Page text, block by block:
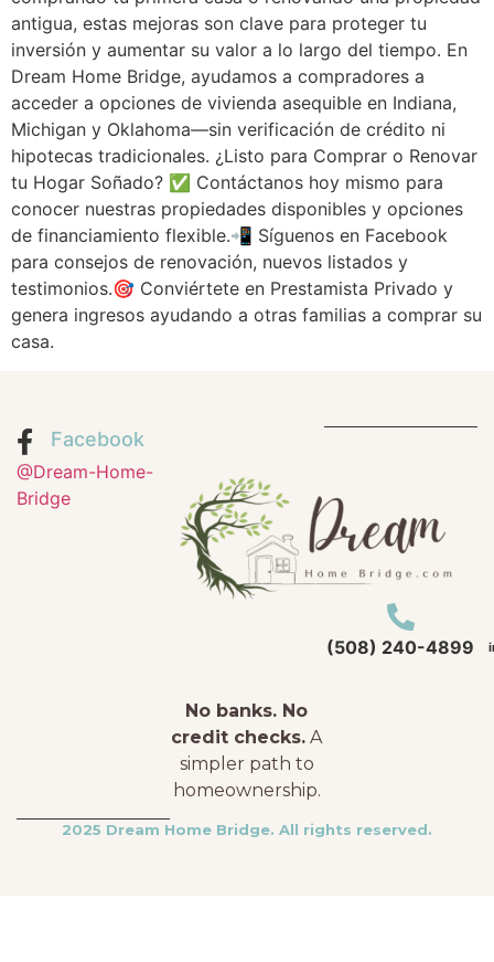
antigua, estas mejoras son clave para proteger tu
inversión y aumentar su valor a lo largo del tiempo. En
Dream Home Bridge, ayudamos a compradores a
acceder a opciones de vivienda asequible en Indiana,
Michigan y Oklahoma—sin verificación de crédito ni
hipotecas tradicionales. ¿Listo para Comprar o Renovar
tu Hogar Soñado? ✅ Contáctanos hoy mismo para
conocer nuestras propiedades disponibles y opciones
de financiamiento flexible.📲 Síguenos en Facebook
para consejos de renovación, nuevos listados y
testimonios.🎯 Conviértete en Prestamista Privado y
genera ingresos ayudando a otras familias a comprar su
casa.
Facebook
@Dream-Home-
Bridge
No banks. No
credit checks. A
simpler path to
homeownership.
(508) 240-4899
2025 Dream Home Bridge. All rights reserved.